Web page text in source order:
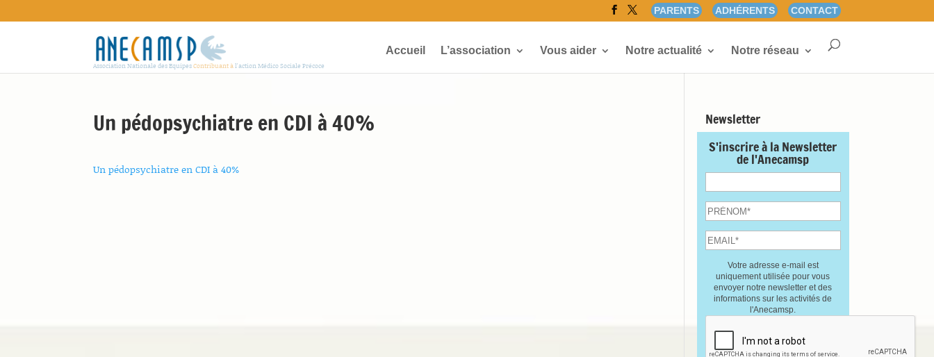
PARENTS ADHÉRENTS CONTACT
Association Nationale des EquipesContribuant àl'action Médico Sociale Précoce
Accueil L’association Vous aider Notre actualité Notre réseau
Un pédopsychiatre en CDI à 40%
Un pédopsychiatre en CDI à 40%
Newsletter
S'inscrire à la Newsletter
de l'Anecamsp
Votre adresse e-mail est
uniquement utilisée pour vous
envoyer notre newsletter et des
informations sur les activités de
l'Anecamsp.